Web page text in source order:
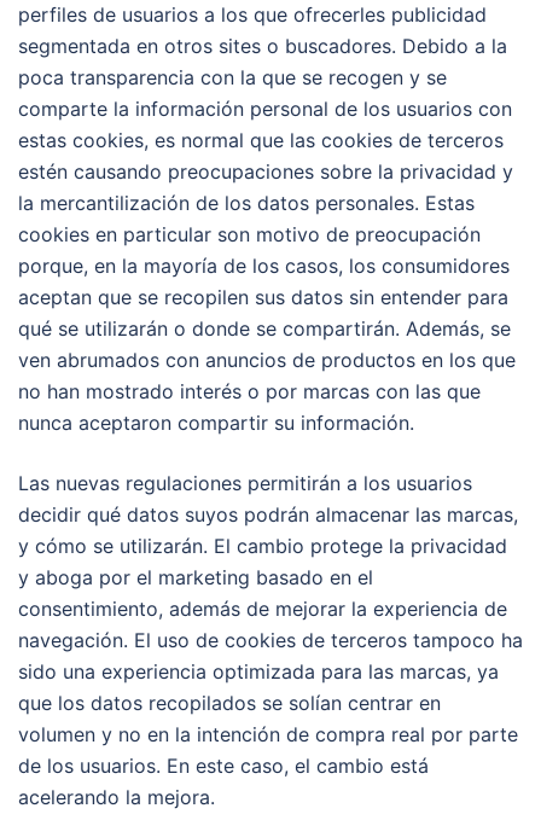
perfiles de usuarios a los que ofrecerles publicidad
segmentada en otros sites o buscadores. Debido a la
poca transparencia con la que se recogen y se
comparte la información personal de los usuarios con
estas cookies, es normal que las cookies de terceros
estén causando preocupaciones sobre la privacidad y
la mercantilización de los datos personales. Estas
cookies en particular son motivo de preocupación
porque, en la mayoría de los casos, los consumidores
aceptan que se recopilen sus datos sin entender para
qué se utilizarán o donde se compartirán. Además, se
ven abrumados con anuncios de productos en los que
no han mostrado interés o por marcas con las que
nunca aceptaron compartir su información.
Las nuevas regulaciones permitirán a los usuarios
decidir qué datos suyos podrán almacenar las marcas,
y cómo se utilizarán. El cambio protege la privacidad
y aboga por el marketing basado en el
consentimiento, además de mejorar la experiencia de
navegación. El uso de cookies de terceros tampoco ha
sido una experiencia optimizada para las marcas, ya
que los datos recopilados se solían centrar en
volumen y no en la intención de compra real por parte
de los usuarios. En este caso, el cambio está
acelerando la mejora.